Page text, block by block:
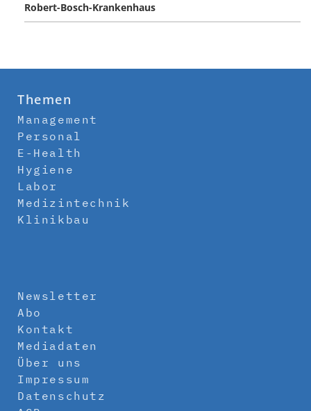
Robert-Bosch-Krankenhaus
Themen
Management
Personal
E-Health
Hygiene
Labor
Medizintechnik
Klinikbau
Newsletter
Abo
Kontakt
Mediadaten
Über uns
Impressum
Datenschutz